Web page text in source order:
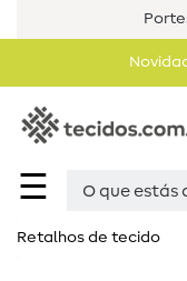
☰
Retalhos de tecido